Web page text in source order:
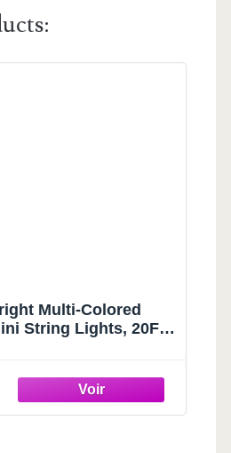
Multi-Colored
String Lights, 20FT
for Indoor
Party Garden Yard